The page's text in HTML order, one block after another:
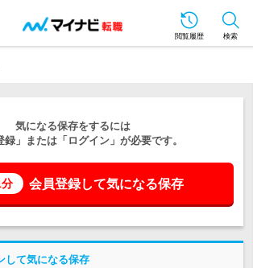
閲覧履歴 検索
気になる保存をするには
録」または「ログイン」が必要です。
会員登録して気になる保存
して気になる保存